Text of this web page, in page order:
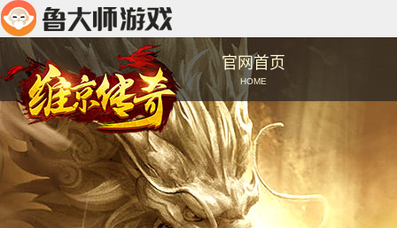
官网首页
HOME